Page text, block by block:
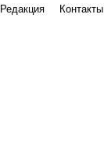
Редакция Контакты